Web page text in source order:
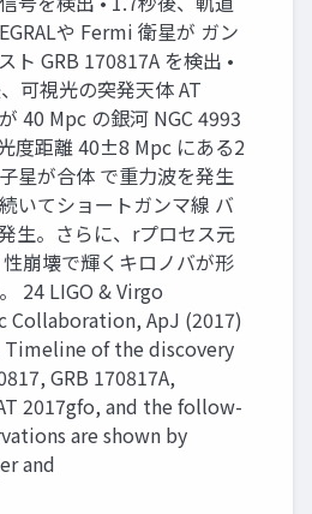
や Fermi 衛星が ガン
ト GRB 170817A を検出 •
可視光の突発天体 AT
40 Mpc の銀河 NGC 4993
度距離 40±8 Mpc にある2
星が合体 で重力波を発生
いてショートガンマ線 バ
生。さらに、rプロセス元
崩壊で輝くキロノバが形
24 LIGO & Virgo
Collaboration, ApJ (2017)
Timeline of the discovery
GRB 170817A,
2017gfo, and the follow-
are shown by
and